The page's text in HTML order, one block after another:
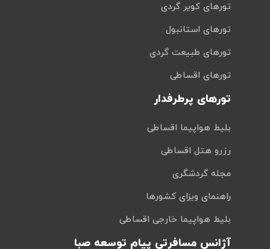
تورهای کویر گردی
تورهای استانبول
تورهای طبیعت گردی
تورهای اقساطی
تورهای پرطرفدار
بلیط هواپیما اقساطی
رزرو هتل اقساطی
مجله گردشگری
راهنمای ویزای کشورها
بلیط هواپیما خارجی اقساطی
آژانس مسافرتی پیام توسعه صبا